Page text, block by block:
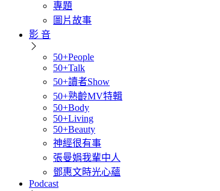
專題
圖片故事
影 音
50+People
50+Talk
50+讀者Show
50+熟齡MV特輯
50+Body
50+Living
50+Beauty
神經很有事
張曼娟我輩中人
鄧惠文時光心蘊
Podcast